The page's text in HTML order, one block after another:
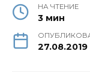
НА ЧТЕНИЕ
3 мин
27.08.2019